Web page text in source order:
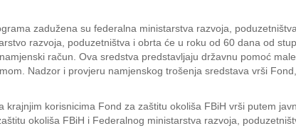
zadužena su federalna ministarstva razvoja,
razvoja, poduzetništva i obrta će u roku od 60 dana od
račun. Ova sredstva predstavljaju državnu pomoć
Nadzor i provjeru namjenskog trošenja sredstava vrši
krajnjim korisnicima Fond za zaštitu okoliša FBiH vrši putem
okoliša FBiH i Federalnog ministarstva razvoja,